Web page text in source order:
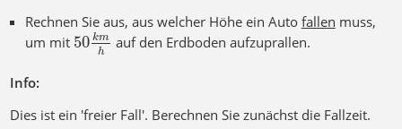
Rechnen Sie aus, aus welcher Höhe ein Auto fallen muss,
um mit 50 km
h
auf den Erdboden aufzuprallen.
Info:
Dies ist ein 'freier Fall'. Berechnen Sie zunächst die Fallzeit.